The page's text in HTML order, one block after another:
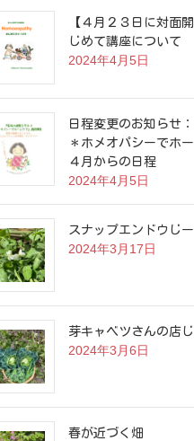
【４月２３日に対面
じめて講座について
2024年4月5日
日程変更のお知らせ
＊ホメオパシーでホ
４月からの日程
2024年4月5日
スナップエンドウじ
2024年3月17日
芽キャベツさんの店
2024年3月6日
春が近づく畑